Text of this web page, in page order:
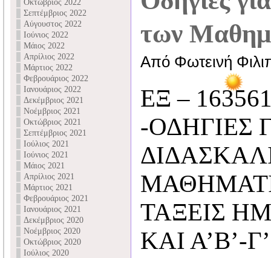
Οκτώβριος 2022
Σεπτέμβριος 2022
Αύγουστος 2022
Ιούνιος 2022
Μάιος 2022
Απρίλιος 2022
Μάρτιος 2022
Φεβρουάριος 2022
Ιανουάριος 2022
Δεκέμβριος 2021
Νοέμβριος 2021
Οκτώβριος 2021
Σεπτέμβριος 2021
Ιούλιος 2021
Ιούνιος 2021
Μάιος 2021
Απρίλιος 2021
Μάρτιος 2021
Φεβρουάριος 2021
Ιανουάριος 2021
Δεκέμβριος 2020
Νοέμβριος 2020
Οκτώβριος 2020
Ιούλιος 2020
των
Από Φωτεινή
ΕΞ –
-ΟΔΗΓΙΕΣ
ΤΑΞΕΙΣ
ΚΑΙ Α’Β’-